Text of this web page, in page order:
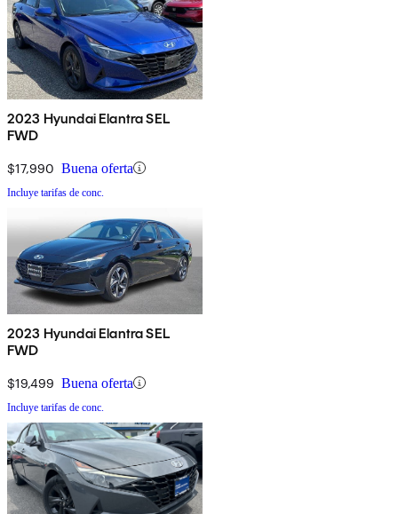
2023 Hyundai Elantra SEL
FWD
$17,990 Buena oferta
Incluye tarifas de conc.
2023 Hyundai Elantra SEL
FWD
$19,499 Buena oferta
Incluye tarifas de conc.